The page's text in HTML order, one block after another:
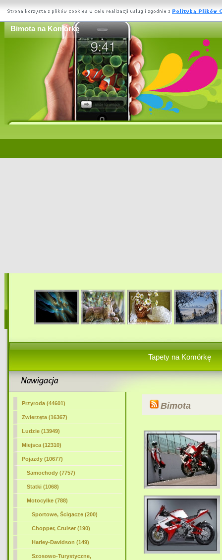
Bimota na Komórkę
Tapety na Komórkę
Przyroda (44601)
Zwierzęta (16367)
Ludzie (13949)
Miejsca (12310)
Pojazdy (10677)
Samochody (7757)
Statki (1068)
Motocylke (788)
Sportowe, Ścigacze (200)
Chopper, Cruiser (190)
Harley-Davidson (149)
Szosowo-Turystyczne,
Bimota